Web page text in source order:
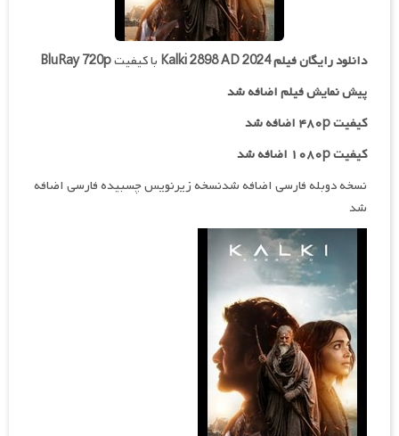
دانلود رایگان فیلمKalki 2898 AD 2024 با کیفیتBluRay 720p
پیش نمایش فیلم اضافه شد
کیفیت ۴۸۰p اضافه شد
کیفیت ۱۰۸۰p اضافه شد
نسخه دوبله فارسی اضافه شدنسخه زیرنویس چسبیده فارسی اضافه
شد